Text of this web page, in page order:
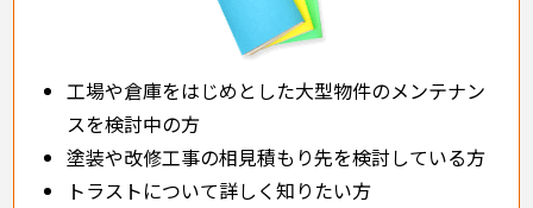
工場や倉庫をはじめとした大型物件のメンテナン
スを検討中の方
塗装や改修工事の相見積もり先を検討している方
トラストについて詳しく知りたい方